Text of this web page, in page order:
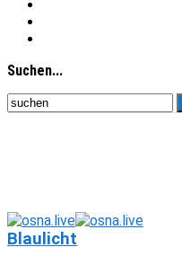
Suchen...
Blaulicht